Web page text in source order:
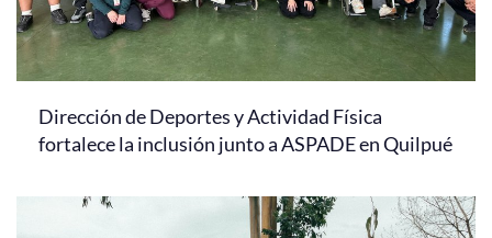
Dirección de Deportes y Actividad Física
fortalece la inclusión junto a ASPADE en Quilpué